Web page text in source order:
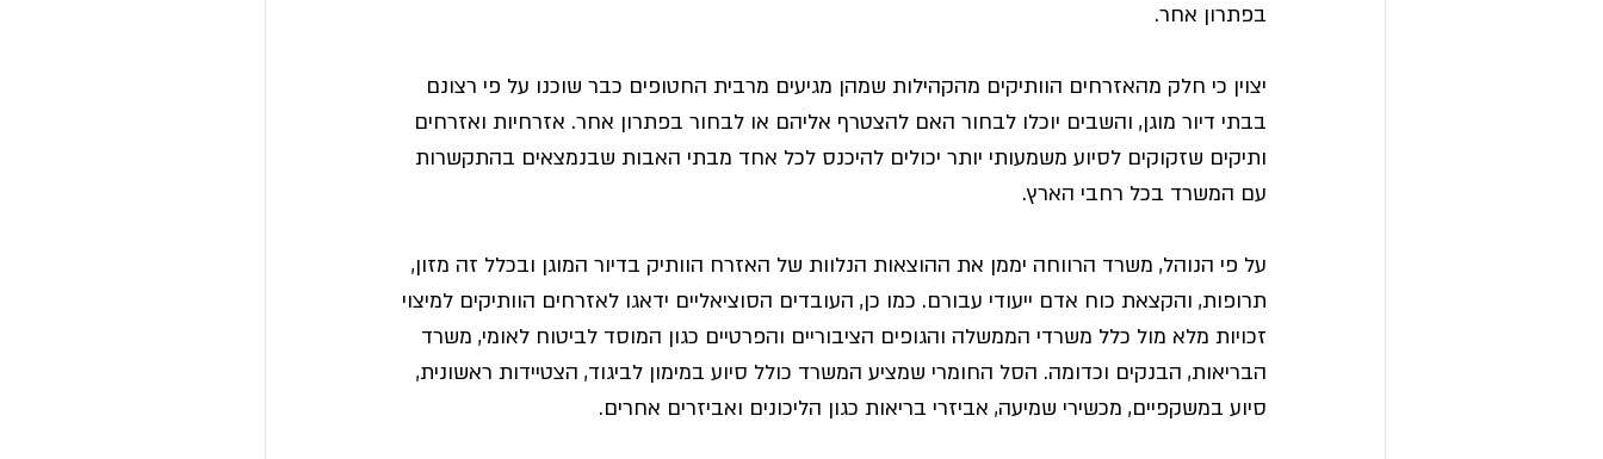
בפתרון אחר.
יצוין כי חלק מהאזרחים הוותיקים מהקהילות שמהן מגיעים מרבית החטופים כבר שוכנו על פי רצונם
בבתי דיור מוגן, והשבים יוכלו לבחור האם להצטרף אליהם או לבחור בפתרון אחר. אזרחיות ואזרחים
ותיקים שזקוקים לסיוע משמעותי יותר יכולים להיכנס לכל אחד מבתי האבות שבנמצאים בהתקשרות
עם המשרד בכל רחבי הארץ.
על פי הנוהל, משרד הרווחה יממן את ההוצאות הנלוות של האזרח הוותיק בדיור המוגן ובכלל זה מזון,
תרופות, והקצאת כוח אדם ייעודי עבורם. כמו כן, העובדים הסוציאליים ידאגו לאזרחים הוותיקים למיצוי
זכויות מלא מול כלל משרדי הממשלה והגופים הציבוריים והפרטיים כגון המוסד לביטוח לאומי, משרד
הבריאות, הבנקים וכדומה. הסל החומרי שמציע המשרד כולל סיוע במימון לביגוד, הצטיידות ראשונית,
סיוע במשקפיים, מכשירי שמיעה, אביזרי בריאות כגון הליכונים ואביזרים אחרים.